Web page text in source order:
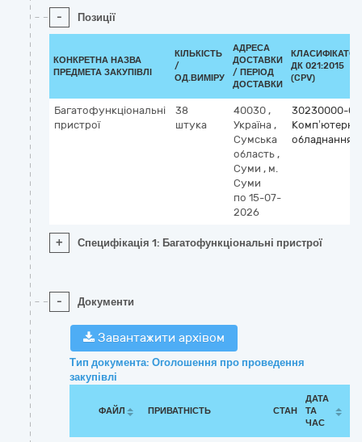
- Позиції
КОНКРЕТНА НАЗВА
ПРЕДМЕТА ЗАКУПІВЛІ
КІЛЬКІСТЬ
/
ОД.ВИМІРУ
АДРЕСА
ДОСТАВКИ
/ ПЕРІОД
ДОСТАВКИ
КЛАСИФІКАТОР
ДК 021:2015
(CPV)
Багатофункціональні
пристрої
38
штука
40030 ,
Україна ,
Сумська
область ,
Суми , м.
Суми
по 15-07-
2026
30230000-0
Комп’ютерне
обладнання
+ Специфікація 1: Багатофункціональні пристрої
- Документи
Завантажити архівом
Тип документа: Оголошення про проведення
закупівлі
ФАЙЛ ПРИВАТНІСТЬ СТАН
ДАТА
ТА
ЧАС